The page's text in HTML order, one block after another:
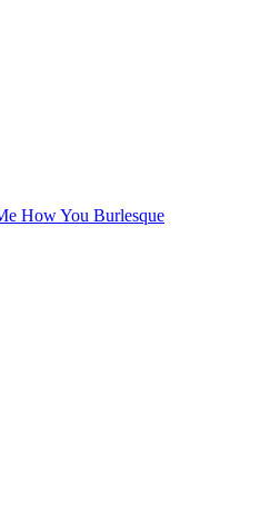
How You Burlesque